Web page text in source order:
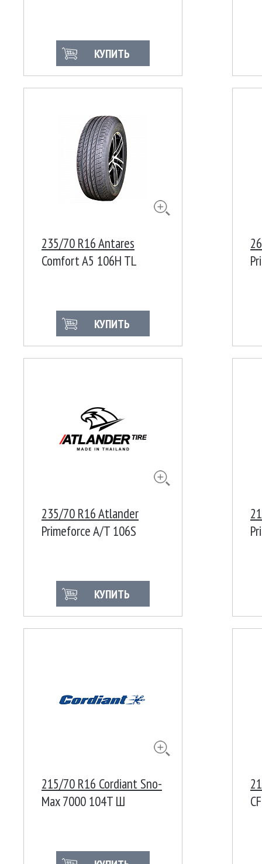
КУПИТЬ
235/70 R16 Antares
Comfort A5 106H TL
КУПИТЬ
235/70 R16 Atlander
Primeforce A/T 106S
КУПИТЬ
215/70 R16 Cordiant Sno-
Max 7000 104T Ш